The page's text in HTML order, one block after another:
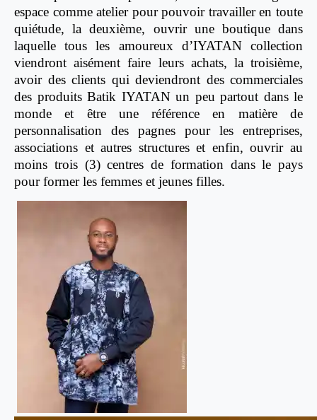
espace comme atelier pour pouvoir travailler en toute
quiétude, la deuxième, ouvrir une boutique dans
laquelle tous les amoureux d’IYATAN collection
viendront aisément faire leurs achats, la troisième,
avoir des clients qui deviendront des commerciales
des produits Batik IYATAN un peu partout dans le
monde et être une référence en matière de
personnalisation des pagnes pour les entreprises,
associations et autres structures et enfin, ouvrir au
moins trois (3) centres de formation dans le pays
pour former les femmes et jeunes filles.